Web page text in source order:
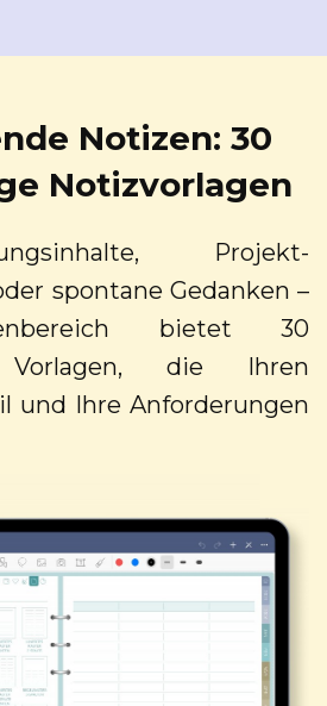
Notizen: 30
Notizvorlagen
Projekt-
spontane Gedanken –
bietet 30
Vorlagen, die Ihren
und Ihre Anforderungen